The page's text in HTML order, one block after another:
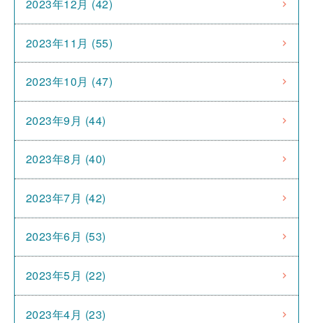
2023年12月 (42)
2023年11月 (55)
2023年10月 (47)
2023年9月 (44)
2023年8月 (40)
2023年7月 (42)
2023年6月 (53)
2023年5月 (22)
2023年4月 (23)